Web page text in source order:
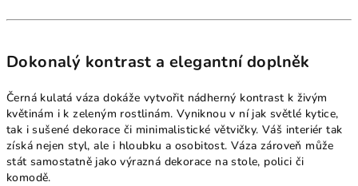
Dokonalý kontrast a elegantní doplněk
Černá kulatá váza dokáže vytvořit nádherný kontrast k živým
květinám i k zeleným rostlinám. Vyniknou v ní jak světlé kytice,
tak i sušené dekorace či minimalistické větvičky. Váš interiér tak
získá nejen styl, ale i hloubku a osobitost. Váza zároveň může
stát samostatně jako výrazná dekorace na stole, polici či
komodě.